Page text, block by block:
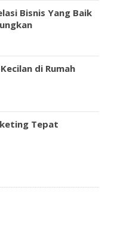
Bisnis Yang Baik
di Rumah
Tepat